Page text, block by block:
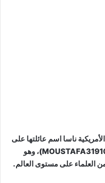
ناسا اسم عائلتها على
مجموعة من الكويكبات تحت الرمز (MOUSTAFA31910)، وهو
العلماء على مستوى العالم.